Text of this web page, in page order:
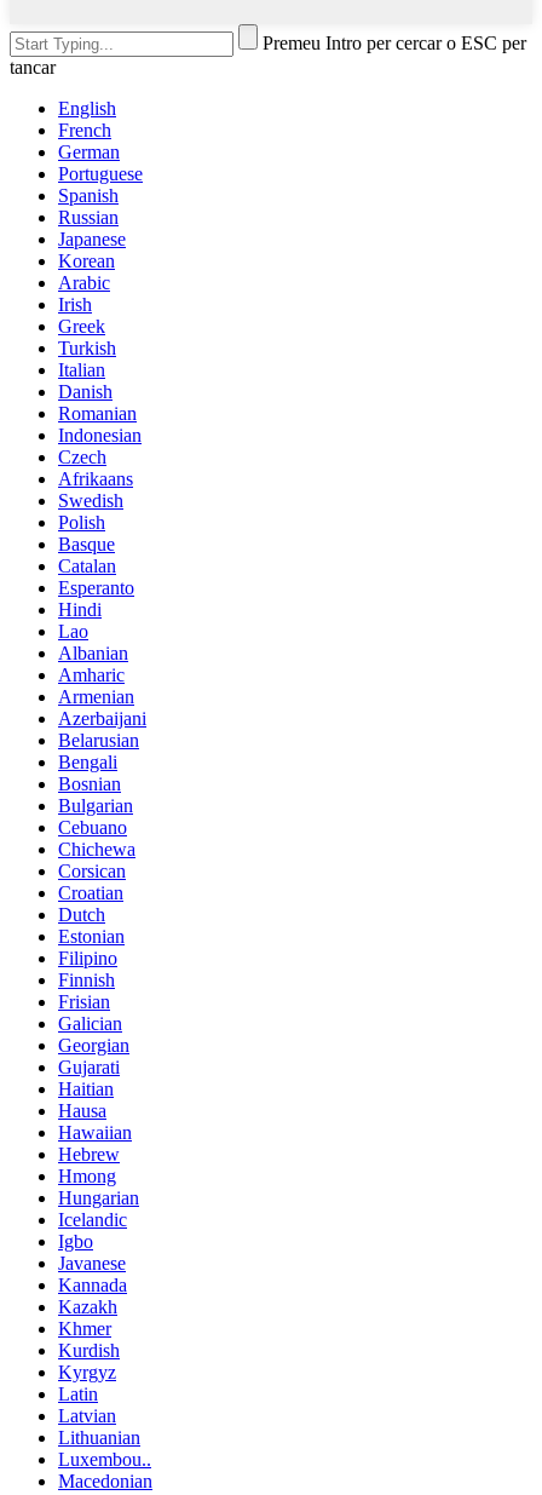
Premeu Intro per cercar o ESC per
tancar
English
French
German
Portuguese
Spanish
Russian
Japanese
Korean
Arabic
Irish
Greek
Turkish
Italian
Danish
Romanian
Indonesian
Czech
Afrikaans
Swedish
Polish
Basque
Catalan
Esperanto
Hindi
Lao
Albanian
Amharic
Armenian
Azerbaijani
Belarusian
Bengali
Bosnian
Bulgarian
Cebuano
Chichewa
Corsican
Croatian
Dutch
Estonian
Filipino
Finnish
Frisian
Galician
Georgian
Gujarati
Haitian
Hausa
Hawaiian
Hebrew
Hmong
Hungarian
Icelandic
Igbo
Javanese
Kannada
Kazakh
Khmer
Kurdish
Kyrgyz
Latin
Latvian
Lithuanian
Luxembou..
Macedonian